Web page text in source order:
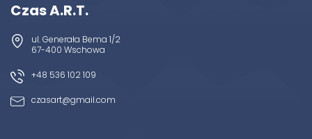
Czas A.R.T.
ul. Generała Bema 1/2
67-400 Wschowa
+48 536 102 109
czasart@gmail.com